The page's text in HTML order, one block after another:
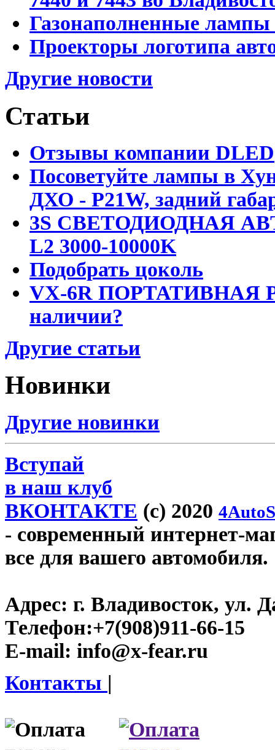
Газонаполненные лампы
Проекторы логотипа
Другие новости
Статьи
Отзывы компании DLED
Посоветуйте лампы в
ДХО - P21W, задний
3S СВЕТОДИОДНАЯ
L2 3000-10000K
Подобрать цоколь
VX-6R ПОРТАТИВНАЯ
наличии?
Другие статьи
Новинки
Другие новинки
Вступай
в наш клуб
ВКОНТАКТЕ (c) 2020
- современный интернет-
все для вашего автомобиля.
Адрес: г. Владивосток, ул.
Телефон:+7(908)911-66-15
E-mail: info@x-fear.ru
Контакты |